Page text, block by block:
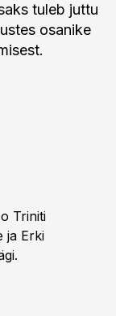
tuleb juttu
osanike
Triniti
ja Erki